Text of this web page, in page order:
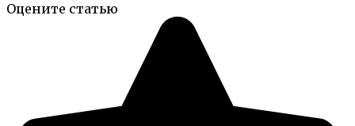
Оцените статью